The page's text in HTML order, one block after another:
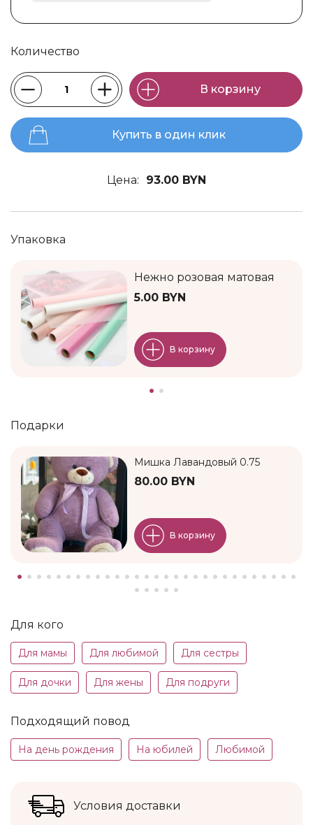
Количество
В корзину
Купить в один клик
Цена: 93.00 BYN
Упаковка
Нежно розовая матовая
5.00 BYN
В корзину
Подарки
Мишка Лавандовый 0.75
80.00 BYN
В корзину
Для кого
Для мамы Для любимой Для сестры
Для дочки Для жены Для подруги
Подходящий повод
На день рождения На юбилей Любимой
Условия доставки